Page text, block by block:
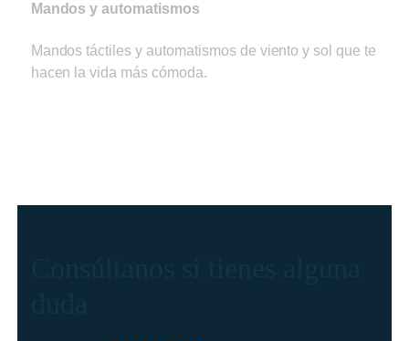
Mandos y automatismos
Mandos táctiles y automatismos de viento y sol que te
hacen la vida más cómoda.